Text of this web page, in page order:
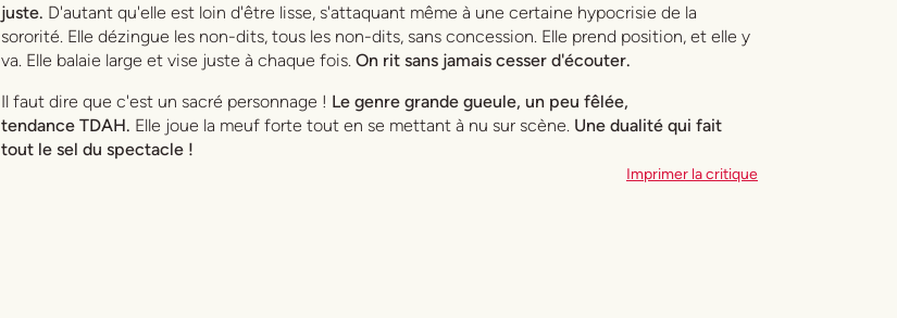
juste. D'autant qu'elle est loin d'être lisse, s'attaquant même à une certaine hypocrisie de la
sororité. Elle dézingue les non-dits, tous les non-dits, sans concession. Elle prend position, et elle y
va. Elle balaie large et vise juste à chaque fois. On rit sans jamais cesser d'écouter.
Il faut dire que c'est un sacré personnage ! Le genre grande gueule, un peu fêlée,
tendance TDAH. Elle joue la meuf forte tout en se mettant à nu sur scène. Une dualité qui fait
tout le sel du spectacle !
Imprimer la critique